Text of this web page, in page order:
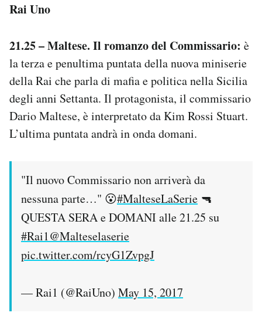
Rai Uno
21.25 – Maltese. Il romanzo del Commissario: è
la terza e penultima puntata della nuova miniserie
della Rai che parla di mafia e politica nella Sicilia
degli anni Settanta. Il protagonista, il commissario
Dario Maltese, è interpretato da Kim Rossi Stuart.
L’ultima puntata andrà in onda domani.
"Il nuovo Commissario non arriverà da
nessuna parte…" 😮#MalteseLaSerie 🔫
QUESTA SERA e DOMANI alle 21.25 su
#Rai1@Malteselaserie
pic.twitter.com/rcyG1ZvpgJ
— Rai1 (@RaiUno) May 15, 2017